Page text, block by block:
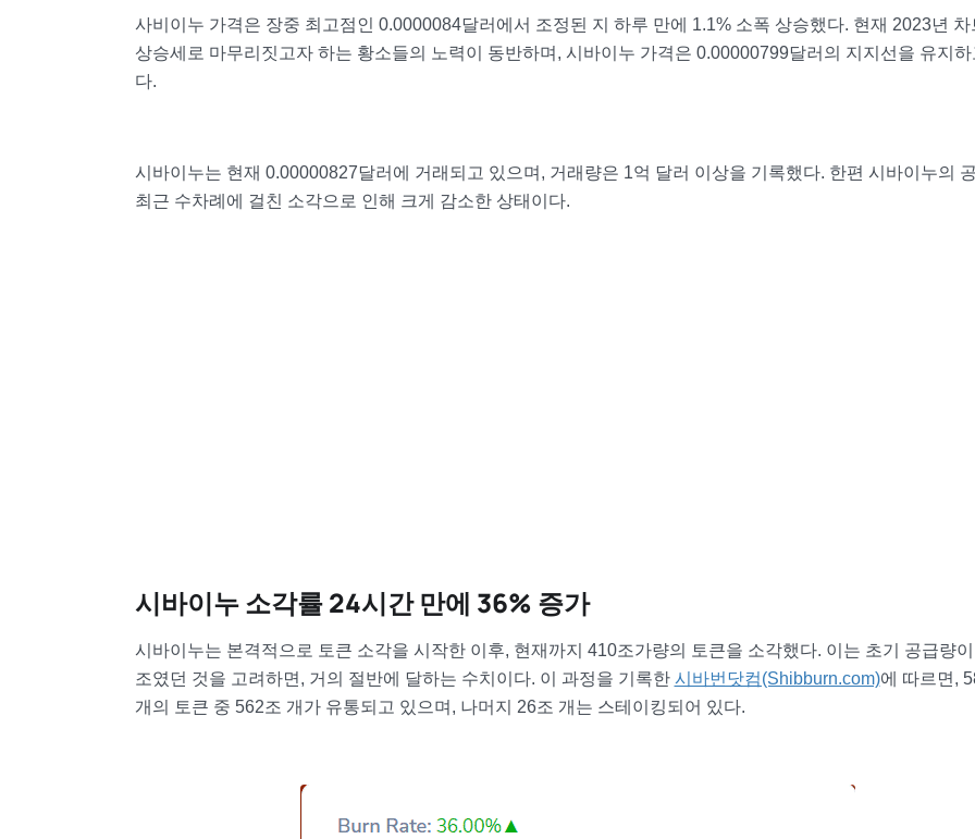
사비이누 가격은 장중 최고점인 0.0000084달러에서 조정된 지 하루 만에 1.1% 소폭 상승했다. 현재 2023년 차
상승세로 마무리짓고자 하는 황소들의 노력이 동반하며, 시바이누 가격은 0.00000799달러의 지지선을 유지하
다.
시바이누는 현재 0.00000827달러에 거래되고 있으며, 거래량은 1억 달러 이상을 기록했다. 한편 시바이누의
최근 수차례에 걸친 소각으로 인해 크게 감소한 상태이다.
시바이누 소각률 24시간 만에 36% 증가
시바이누는 본격적으로 토큰 소각을 시작한 이후, 현재까지 410조가량의 토큰을 소각했다. 이는 초기 공급량
조였던 것을 고려하면, 거의 절반에 달하는 수치이다. 이 과정을 기록한 시바번닷컴(Shibburn.com)에 따르면,
개의 토큰 중 562조 개가 유통되고 있으며, 나머지 26조 개는 스테이킹되어 있다.